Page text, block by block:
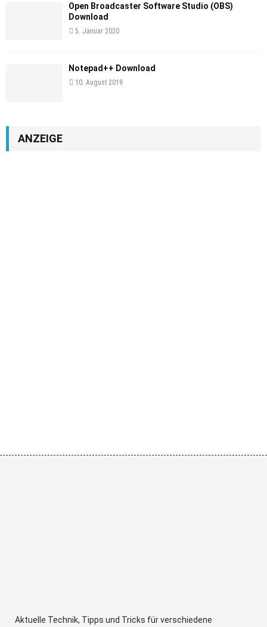
Open Broadcaster Software Studio (OBS)
Download
5. Januar 2020
Notepad++ Download
10. August 2019
ANZEIGE
Aktuelle Technik, Tipps und Tricks für verschiedene